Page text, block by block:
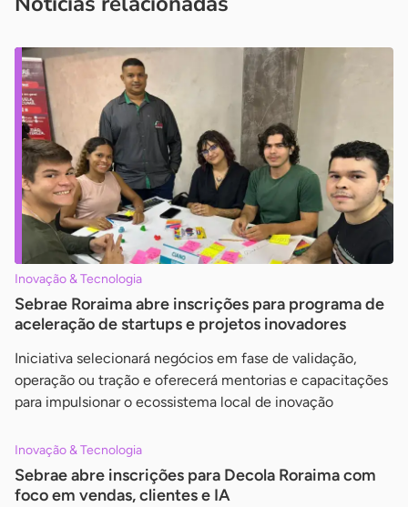
Inovação & Tecnologia
Sebrae Roraima abre inscrições para programa de
aceleração de startups e projetos inovadores
Iniciativa selecionará negócios em fase de validação,
operação ou tração e oferecerá mentorias e capacitações
para impulsionar o ecossistema local de inovação
Inovação & Tecnologia
Sebrae abre inscrições para Decola Roraima com
foco em vendas, clientes e IA